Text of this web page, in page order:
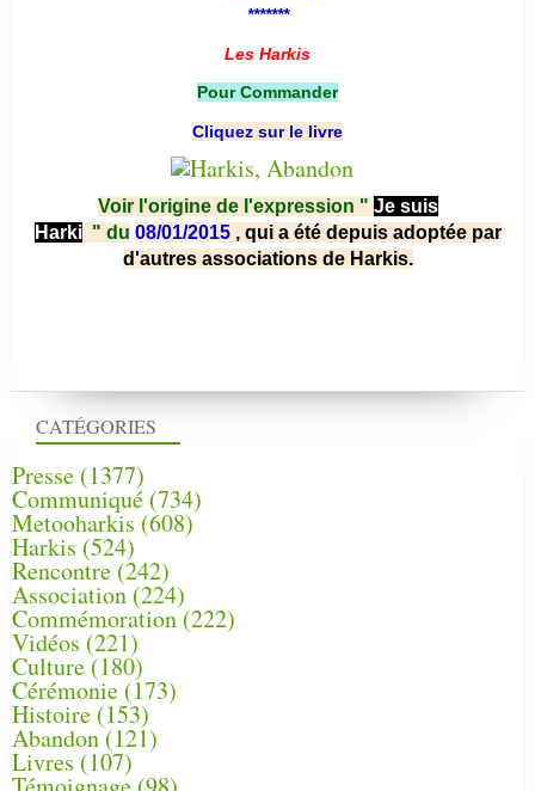
CATÉGORIES
Presse (1377)
Communiqué (734)
Metooharkis (608)
Harkis (524)
Rencontre (242)
Association (224)
Commémoration(222)
Vidéos (221)
Culture(180)
Cérémonie (173)
Histoire (153)
Abandon(121)
Livres (107)
*******
Les Harkis
Pour Commander
Cliquez sur le livre
Voir l'origine de l'expression " Je suis
Harki " du 08/01/2015 , qui a été depuis adoptée par
d'autres associations de Harkis.